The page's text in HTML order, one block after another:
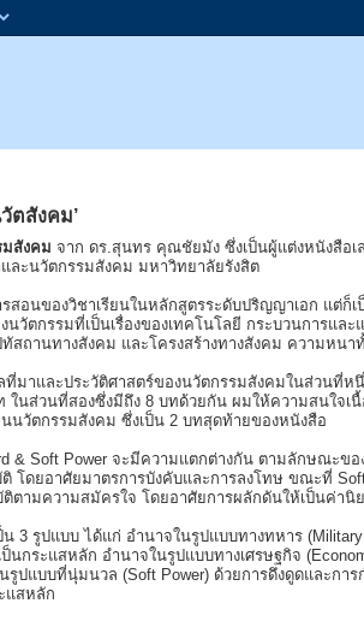
ตสังคม’
สังคม จาก ดร.สุนทร คุณชัยมัง ซึ่งเป็นผู้แต่งหนังสือ
ละนวัตกรรมสังคม มหาวิทยาลัยรังสิต
สอนของวิชาเรียนในหลักสูตรระดับปริญญาเอก แต่ก็
ตกรรมที่เป็นเรื่องของเทคโนโลยี กระบวนการแล
สถานทางสังคม และโครงสร้างทางสังคม ความหนา
มาและประวัติศาสตร์ของนวัตกรรมสังคมในส่วนที่ห
นส่วนที่สองซึ่งมีถึง 8 บทด้วยกัน ผมให้ความสนใจเ
นวัตกรรมสังคม ซึ่งเป็น 2 บทสุดท้ายของหนังสือ
& Soft Power จะมีความแตกต่างกัน ตามลักษณะขอ
โดยอาศัยมาตรการบังคับและการลงโทษ ขณะที่
ตามความสมัครใจ โดยอาศัยการผลักดันให้เป็นค่า
3 รูปแบบ ได้แก่ อำนาจในรูปแบบทางทหาร
กระแสหลัก อำนาจในรูปแบบทางเศรษฐกิจ
ปแบบที่นุ่มนวล (Soft Power) ด้วยการดึงดูดและกา
แสหลัก